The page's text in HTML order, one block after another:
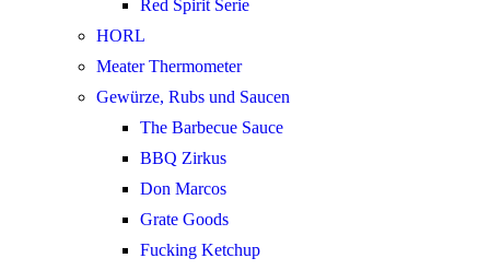
Red Spirit Serie
HORL
Meater Thermometer
Gewürze, Rubs und Saucen
The Barbecue Sauce
BBQ Zirkus
Don Marcos
Grate Goods
Fucking Ketchup